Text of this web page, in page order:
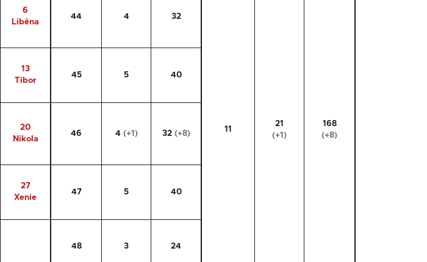
6
Liběna
44 4 32
11
21
(+1)
168
(+8)
13
Tibor
45 5 40
20
Nikola
46 4 (+1) 32 (+8)
27
Xenie
47 5 40
48 3 24